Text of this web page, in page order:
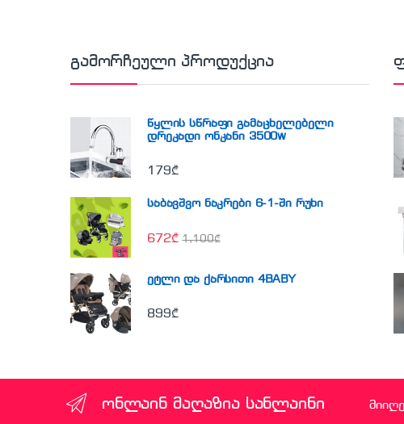
გამორჩეული პროდუქცია
წყლის სწრაფი გამაცხელებელი
დრეკადი ონკანი 3500w
179₾
საბავშვო ნაკრები 6-1-ში რუხი
672₾ 1,100₾
ეტლი და ქარსითი 4BABY
899₾
ონლაინ მაღაზია სანლაინი